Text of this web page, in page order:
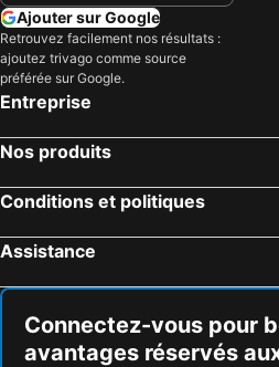
Ajouter sur Google
Retrouvez facilement nos résultats :
ajoutez trivago comme source
préférée sur Google.
Entreprise
Nos produits
Conditions et politiques
Assistance
Connectez-vous pour
avantages réservés